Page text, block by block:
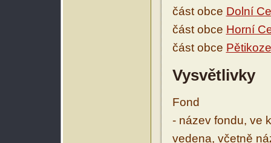
část obce Dolní
část obce Horní
část obce
Vysvětlivky
Fond
- název fondu, ve
vedena, včetně